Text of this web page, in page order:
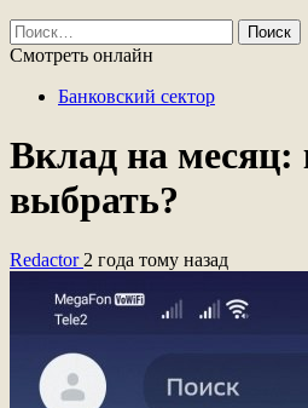
Найти:
Смотреть онлайн
Банковский сектор
Вклад на месяц:
выбрать?
Redactor 2 года тому назад